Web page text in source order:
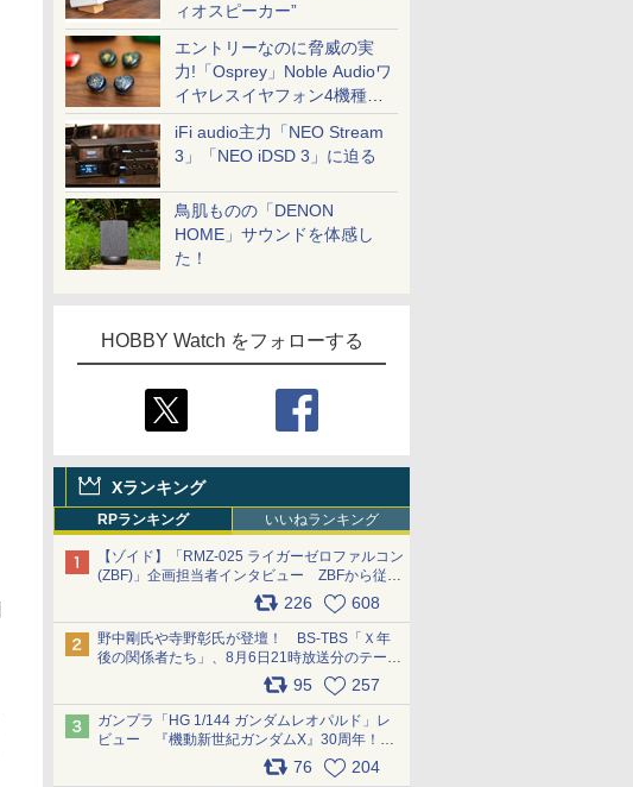
ィオスピーカー”
エントリーなのに脅威の実
力!「Osprey」Noble Audioワ
イヤレスイヤフォン4機種を
一気に聴く
iFi audio主力「NEO Stream
3」「NEO iDSD 3」に迫る
鳥肌ものの「DENON
HOME」サウンドを体感し
た！
HOBBY Watch をフォローする
Xランキング
RPランキング いいねランキング
【ゾイド】「RMZ-025 ライガーゼロファルコン
(ZBF)」企画担当者インタビュー ZBFから従来
デザインまで再現可能なボリューム満点のキッ
ト pic.x.com/6zOqQAQKkX
226 608
野中剛氏や寺野彰氏が登壇！ BS-TBS「Ｘ年
後の関係者たち」、8月6日21時放送分のテーマ
は「超合金」！ pic.x.com/uWyt1uyuFm
95 257
ガンプラ「HG 1/144 ガンダムレオパルド」レ
ビュー 『機動新世紀ガンダムX』30周年！イ
ンナーアームガトリングの変形機構まで再現し
最新フォーマットでキット化！
76 204